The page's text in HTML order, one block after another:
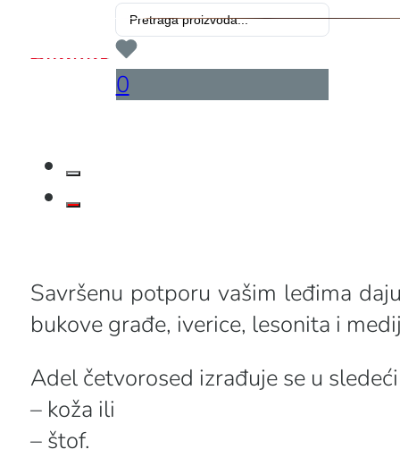
Search
...
0
Savršenu potporu vašim leđima
bukove građe, iverice, lesonita i
Adel četvorosed izrađuje se u
– koža ili
– štof.